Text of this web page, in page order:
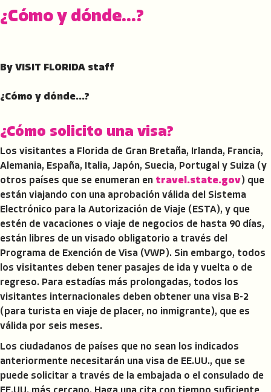
¿Cómo y dónde...?
By VISIT FLORIDA staff
¿Cómo y dónde...?
¿Cómo solicito una visa?
Los visitantes a Florida de Gran Bretaña, Irlanda, Francia,
Alemania, España, Italia, Japón, Suecia, Portugal y Suiza (y
otros países que se enumeran en travel.state.gov) que
están viajando con una aprobación válida del Sistema
Electrónico para la Autorización de Viaje (ESTA), y que
estén de vacaciones o viaje de negocios de hasta 90 días,
están libres de un visado obligatorio a través del
Programa de Exención de Visa (VWP). Sin embargo, todos
los visitantes deben tener pasajes de ida y vuelta o de
regreso. Para estadías más prolongadas, todos los
visitantes internacionales deben obtener una visa B-2
(para turista en viaje de placer, no inmigrante), que es
válida por seis meses.
Los ciudadanos de países que no sean los indicados
anteriormente necesitarán una visa de EE.UU., que se
puede solicitar a través de la embajada o el consulado de